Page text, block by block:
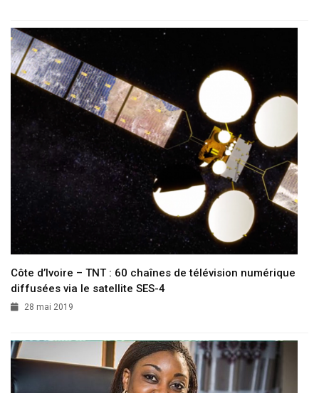
Côte d’Ivoire – TNT : 60 chaînes de télévision numérique
diffusées via le satellite SES-4
28 mai 2019